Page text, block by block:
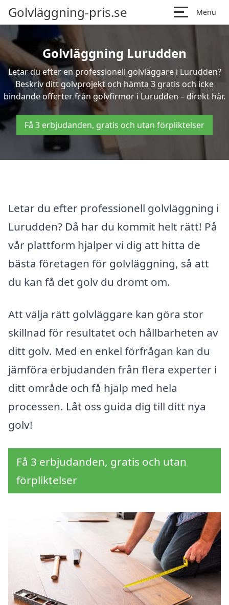
Golvläggning-pris.se Menu
Golvläggning Lurudden
Letar du efter en professionell golvläggare i Lurudden?
Beskriv ditt golvprojekt och hämta 3 gratis och icke
bindande offerter från golvfirmor i Lurudden – direkt här.
Få 3 erbjudanden, gratis och utan förpliktelser
Letar du efter professionell golvläggning i
Lurudden? Då har du kommit helt rätt! På
vår plattform hjälper vi dig att hitta de
bästa företagen för golvläggning, så att
du kan få det golv du drömt om.
Att välja rätt golvläggare kan göra stor
skillnad för resultatet och hållbarheten av
ditt golv. Med en enkel förfrågan kan du
jämföra erbjudanden från flera experter i
ditt område och få hjälp med hela
processen. Låt oss guida dig till ditt nya
golv!
Få 3 erbjudanden, gratis och utan
förpliktelser